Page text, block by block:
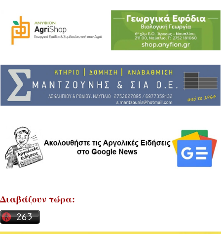
Διαβάζουν τώρα: